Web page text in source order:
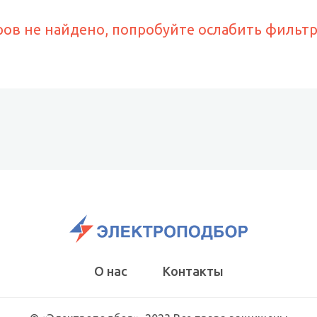
не найдено, попробуйте ослабить
О нас Контакты